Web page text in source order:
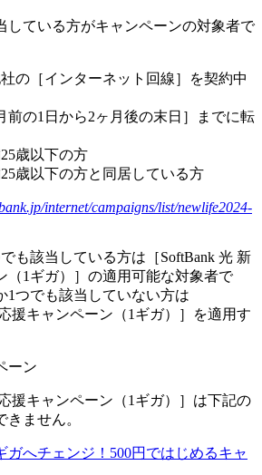
している方がキャンペーンの対象者で
の［インターネット回線］を契約中
前の1日から2ヶ月後の末日］までに転
歳以下の方
歳以下の方と同居している方
internet/campaigns/list/newlife2024-
も該当している方は［SoftBank 光 新
（1ギガ）］の適用可能な対象者で
1つでも該当していない方は
援キャンペーン（1ギガ）］を適用す
ーン
援キャンペーン（1ギガ）］は下記の
ません。
ガへチェンジ！500円ではじめるキャ